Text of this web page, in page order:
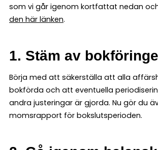
som vi går igenom kortfattat nedan
den här länken.
1. Stäm av
Börja med att säkerställa att alla
bokförda och att eventuella
andra justeringar är gjorda. Nu gör du
momsrapport för bokslutsperioden.